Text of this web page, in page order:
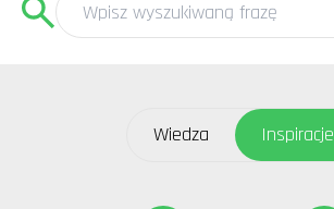
Wiedza Inspiracje